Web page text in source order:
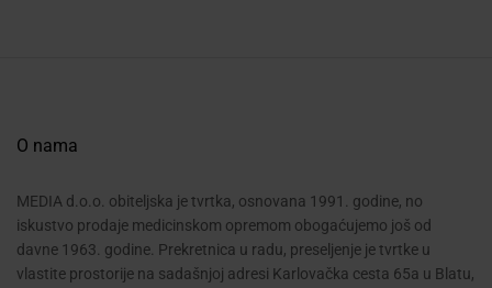
O nama
MEDIA d.o.o. obiteljska je tvrtka, osnovana 1991. godine, no
iskustvo prodaje medicinskom opremom obogaćujemo još od
davne 1963. godine. Prekretnica u radu, preseljenje je tvrtke u
vlastite prostorije na sadašnjoj adresi Karlovačka cesta 65a u Blatu,